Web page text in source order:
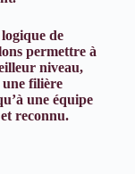
de
permettre à
niveau,
une filière
une équipe
reconnu.